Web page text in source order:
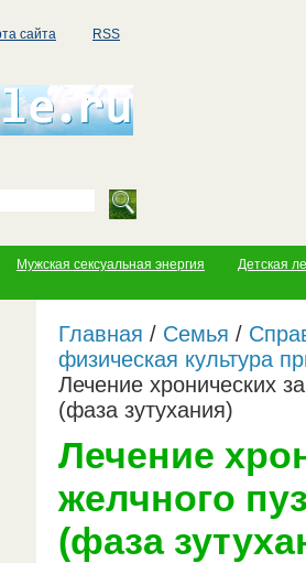
сайта RSS
Мужская сексуальная энергия Детская
Главная / Семья /
физическая культура
Лечение хронических
(фаза зутухания)
Лечение
желчного
(фаза